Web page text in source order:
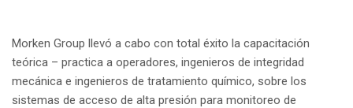
Morken Group llevó a cabo con total éxito la capacitación
teórica – practica a operadores, ingenieros de integridad
mecánica e ingenieros de tratamiento químico, sobre los
sistemas de acceso de alta presión para monitoreo de